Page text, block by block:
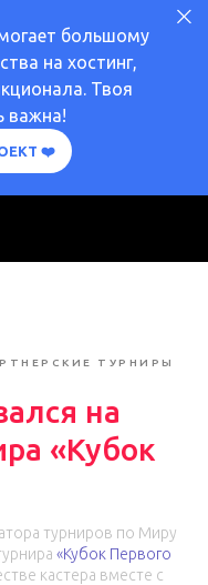
большому
на хостинг,
Твоя
важна!
❤️
ТУРНИРЫ
на
«Кубок
турниров по Миру
«Кубок Первого
кастера вместе с